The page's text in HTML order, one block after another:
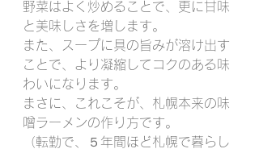
野菜はよく炒めることで、更に甘味
と美味しさを増します。
また、スープに具の旨みが溶け出す
ことで、より凝縮してコクのある味
わいになります。
まさに、これこそが、札幌本来の味
噌ラーメンの作り方です。
（転勤で、５年間ほど札幌で暮らし